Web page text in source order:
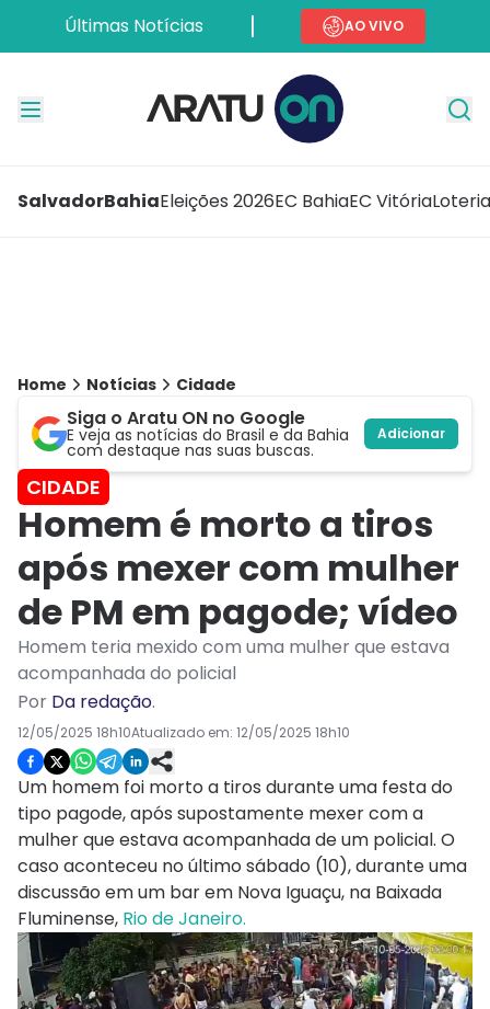
Últimas Notícias AO VIVO
SalvadorBahiaEleições 2026EC BahiaEC Vitória
Home Notícias Cidade
Siga o Aratu ON no Google
E veja as notícias do Brasil e da Bahia
com destaque nas suas buscas.
Adicionar
CIDADE
Homem é morto a tiros
após mexer com mulher
de PM em pagode; vídeo
Homem teria mexido com uma mulher que estava
acompanhada do policial
Por Da redação.
12/05/2025 18h10Atualizado em: 12/05/2025 18h10
Um homem foi morto a tiros durante uma festa do
tipo pagode, após supostamente mexer com a
mulher que estava acompanhada de um policial. O
caso aconteceu no último sábado (10), durante uma
discussão em um bar em Nova Iguaçu, na Baixada
Fluminense, Rio de Janeiro.